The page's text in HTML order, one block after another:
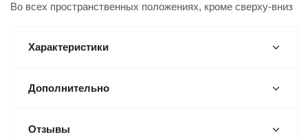
Во всех пространственных положениях, кроме сверху-вниз
Характеристики
Дополнительно
Отзывы